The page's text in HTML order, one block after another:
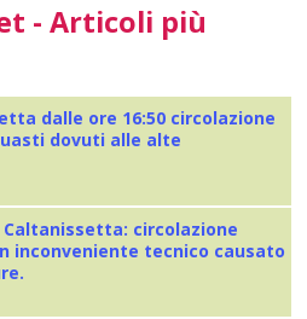
- Articoli più
dalle ore 16:50 circolazione
dovuti alle alte
circolazione
inconveniente tecnico causato